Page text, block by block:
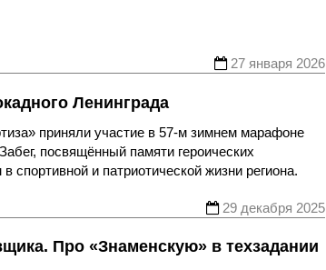
27 января 2026
Ленинграда
приняли участие в 57-м зимнем марафоне
посвящённый памяти героических
и патриотической жизни региона.
29 декабря 2025
Про «Знаменскую» в техзадании